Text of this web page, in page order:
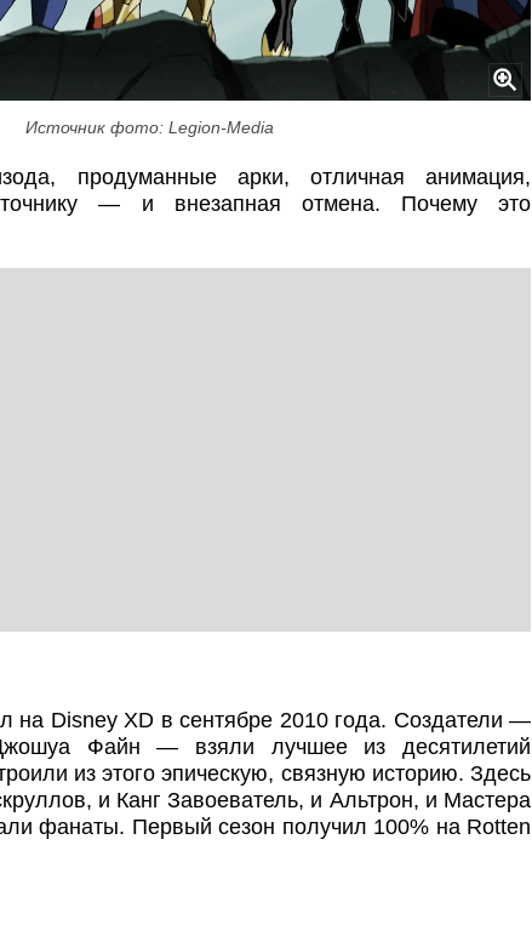
Источник фото: Legion-Media
продуманные арки, отличная анимация,
— и внезапная отмена. Почему это
на Disney XD в сентябре 2010 года. Создатели —
Файн — взяли лучшее из десятилетий
из этого эпическую, связную историю. Здесь
и Канг Завоеватель, и Альтрон, и Мастера
фанаты. Первый сезон получил 100% на Rotten